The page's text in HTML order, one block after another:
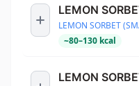
LEMON
LEMON SORBET
~80–130 kcal
LEMON